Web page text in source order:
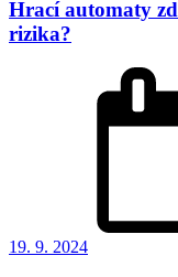
Hrací automaty
rizika?
19. 9. 2024